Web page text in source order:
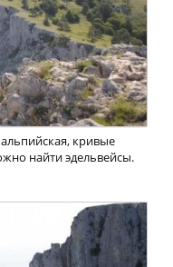
кривые
найти эдельвейсы.